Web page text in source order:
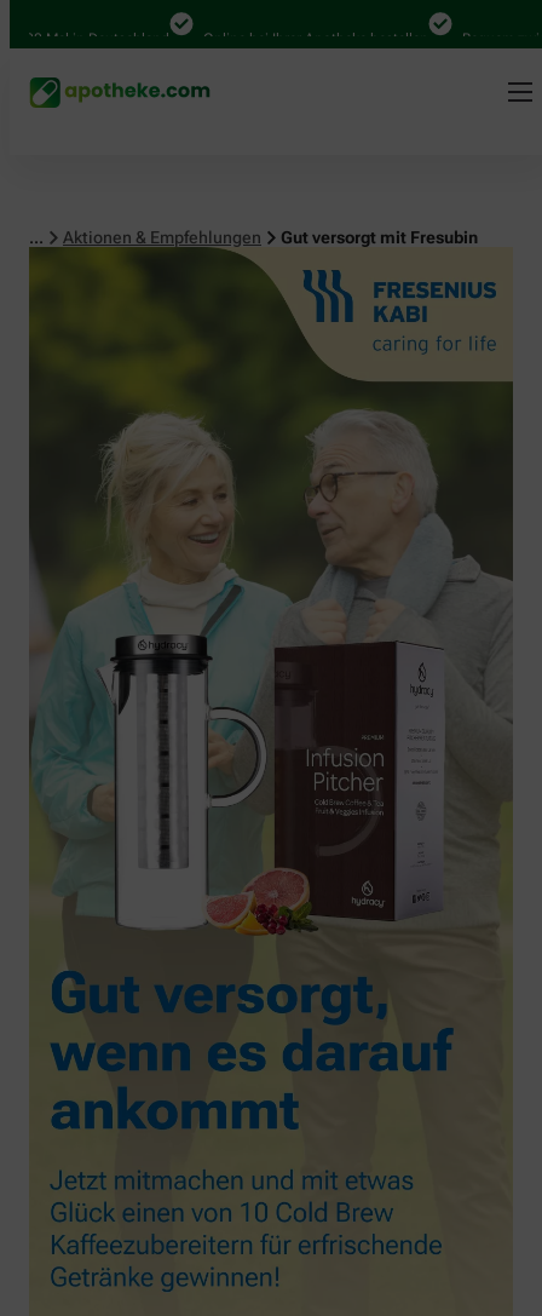
Mal in Deutschland Online bei Ihrer Apotheke bestellen Bequem
... Aktionen & Empfehlungen Gut versorgt mit Fresubin